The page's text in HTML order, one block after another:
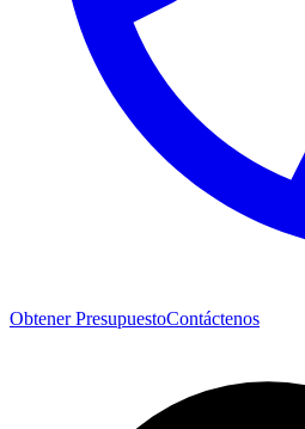
Obtener PresupuestoContáctenos